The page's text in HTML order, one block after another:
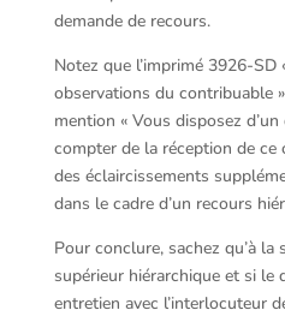
demande de recours.
Notez que l’imprimé 3926-SD
observations du contribuable
mention « Vous disposez
compter de la réception de ce
des éclaircissements
dans le cadre d’un recours
Pour conclure, sachez qu’à la
supérieur hiérarchique et si le
entretien avec l’interlocuteur